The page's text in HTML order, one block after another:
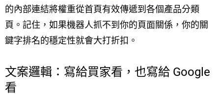
的內部連結將權重從首頁有效傳遞到各個產品分類
頁。記住，如果機器人抓不到你的頁面關係，你的關
鍵字排名的穩定性就會大打折扣。
文案邏輯：寫給買家看，也寫給 Google
看